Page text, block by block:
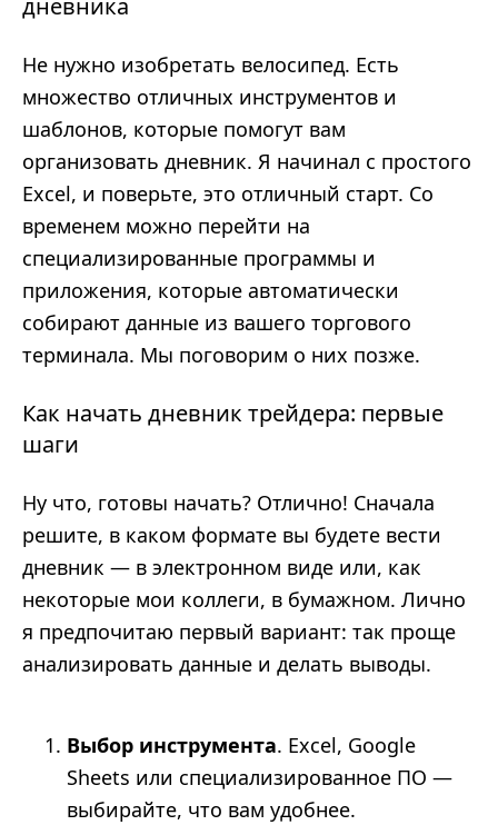
дневника
Не нужно изобретать велосипед. Есть
множество отличных инструментов и
шаблонов, которые помогут вам
организовать дневник. Я начинал с простого
Excel, и поверьте, это отличный старт. Со
временем можно перейти на
специализированные программы и
приложения, которые автоматически
собирают данные из вашего торгового
терминала. Мы поговорим о них позже.
Как начать дневник трейдера: первые
шаги
Ну что, готовы начать? Отлично! Сначала
решите, в каком формате вы будете вести
дневник — в электронном виде или, как
некоторые мои коллеги, в бумажном. Лично
я предпочитаю первый вариант: так проще
анализировать данные и делать выводы.
Выбор инструмента. Excel, Google
Sheets или специализированное ПО —
выбирайте, что вам удобнее.